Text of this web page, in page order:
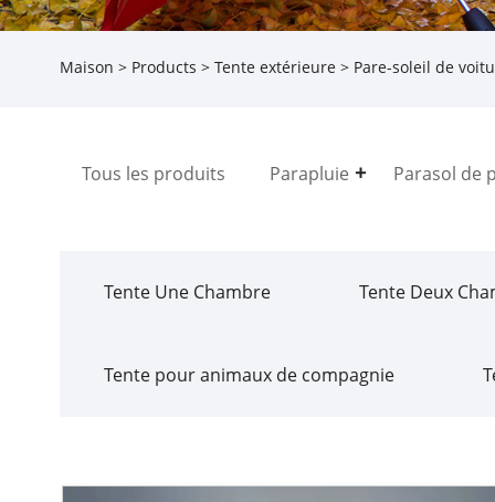
Maison > Products > Tente extérieure> Pare-soleil de
Tous les produits Parapluie Parasol de
Tente Une Chambre Tente Deux
Tente pour animaux de compagnie